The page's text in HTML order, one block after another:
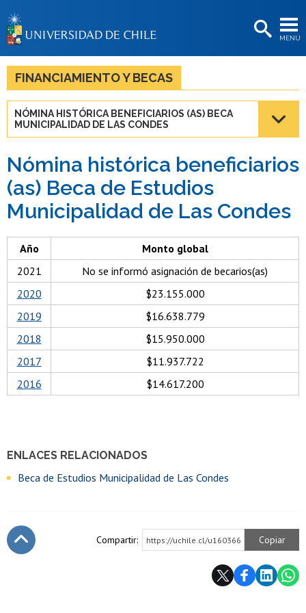
MENÚ
BIBLIOTECAS
LA UNIVERSIDAD
Estudiantes
Funcionarias/os
Egresadas/os
FINANCIAMIENTO Y BECAS
NÓMINA HISTÓRICA BENEFICIARIOS (AS) BECA
MUNICIPALIDAD DE LAS CONDES
Nómina histórica beneficiarios
(as) Beca de Estudios
Municipalidad de Las Condes
ENLACES RELACIONADOS
Beca de Estudios Municipalidad de Las Condes
Año
Monto global
2021
No se informó asignación de becarios(as)
2020
$23.155.000
2019
$16.638.779
2018
$15.950.000
2017
$11.937.722
2016
$14.617.200
Compartir: https://uchile.cl/u160366 Copiar